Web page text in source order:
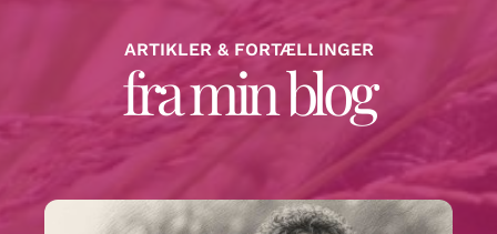
ARTIKLER & FORTÆLLINGER
fra min blog